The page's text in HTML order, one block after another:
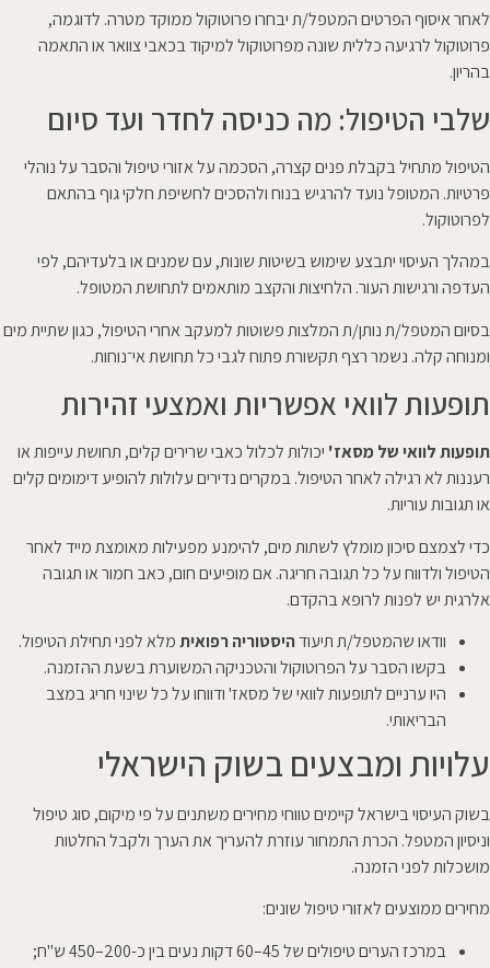
לאחר איסוף הפרטים המטפל/ת יבחרו פרוטוקול ממוקד מטרה. לדוגמה,
פרוטוקול לרגיעה כללית שונה מפרוטוקול למיקוד בכאבי צוואר או התאמה
בהריון.
שלבי הטיפול: מה כניסה לחדר ועד סיום
הטיפול מתחיל בקבלת פנים קצרה, הסכמה על אזורי טיפול והסבר על נוהלי
פרטיות. המטופל נועד להרגיש בנוח ולהסכים לחשיפת חלקי גוף בהתאם
לפרוטוקול.
במהלך העיסוי יתבצע שימוש בשיטות שונות, עם שמנים או בלעדיהם, לפי
העדפה ורגישות העור. הלחיצות והקצב מותאמים לתחושת המטופל.
בסיום המטפל/ת נותן/ת המלצות פשוטות למעקב אחרי הטיפול, כגון שתיית מים
ומנוחה קלה. נשמר רצף תקשורת פתוח לגבי כל תחושת אי־נוחות.
תופעות לוואי אפשריות ואמצעי זהירות
תופעות לוואי של מסאז' יכולות לכלול כאבי שרירים קלים, תחושת עייפות או
רעננות לא רגילה לאחר הטיפול. במקרים נדירים עלולות להופיע דימומים קלים
או תגובות עוריות.
כדי לצמצם סיכון מומלץ לשתות מים, להימנע מפעילות מאומצת מייד לאחר
הטיפול ולדווח על כל תגובה חריגה. אם מופיעים חום, כאב חמור או תגובה
אלרגית יש לפנות לרופא בהקדם.
וודאו שהמטפל/ת תיעודהיסטוריה רפואיתמלא לפני תחילת הטיפול.
בקשו הסבר על הפרוטוקול והטכניקה המשוערת בשעת ההזמנה.
היו ערניים לתופעות לוואי של מסאז' ודווחו על כל שינוי חריג במצב
הבריאותי.
עלויות ומבצעים בשוק הישראלי
בשוק העיסוי בישראל קיימים טווחי מחירים משתנים על פי מיקום, סוג טיפול
וניסיון המטפל. הכרת התמחור עוזרת להעריך את הערך ולקבל החלטות
מושכלות לפני הזמנה.
מחירים ממוצעים לאזורי טיפול שונים:
במרכז הערים טיפולים של 45–60 דקות נעים בין כ-200–450 ש"ח;